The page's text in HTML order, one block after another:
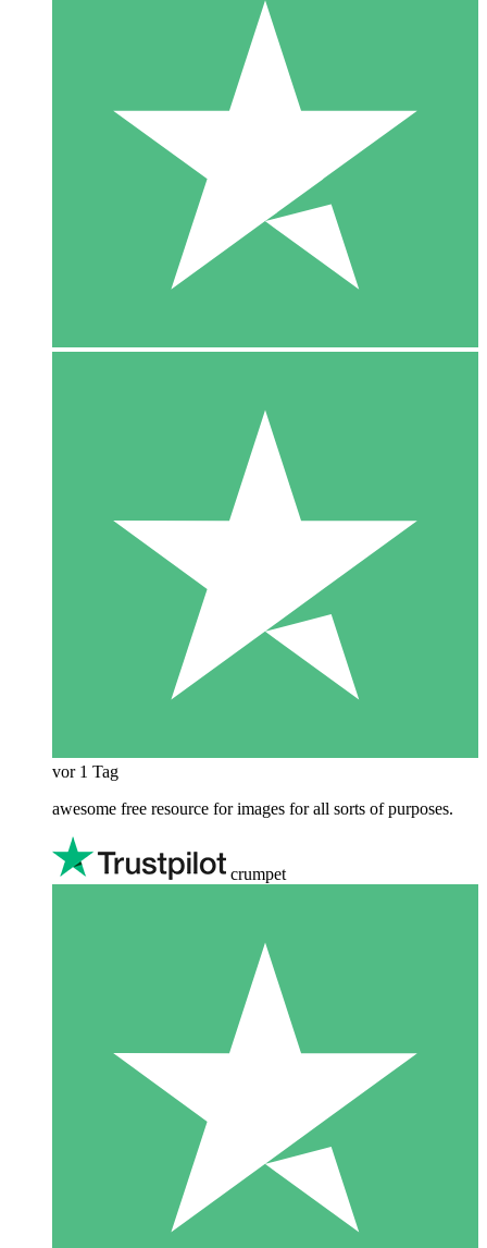
vor 1 Tag
awesome free resource for images for all sorts of purposes.
crumpet